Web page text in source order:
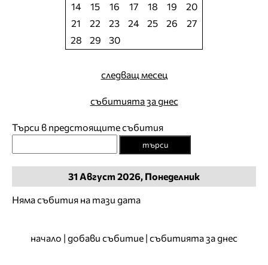
14
15 16 17 18 19
20
21
22 23 24 25 26
27
28
29 30
следващ месец
събитията за днес
Търси в предстоящите събития
търси
31 Август 2026, Понеделник
Няма събития на тази дата
начало | добави събитие | събитията за днес